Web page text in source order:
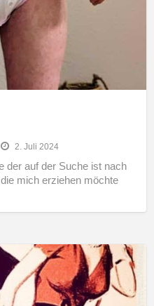
2. Juli 2024
der auf der Suche ist nach
mich erziehen möchte